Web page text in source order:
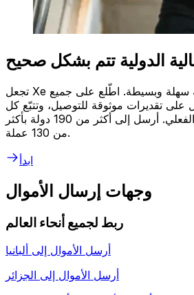
الدولية تتم بشكل صحيح
تجعل Xe التحويلات المالية الدولية سهلة وبسيطة. اطّلع على جميع
على تقديرات موثوقة للتوصيل، وتتبّع كل
عملية نقل في الوقت الفعلي. أرسل إلى أكثر من 190 دولة بأكثر
من 130 عملة.
ابدأ
وجهات إرسال الأموال
ربط لجميع أنحاء العالم
أرسل الأموال إلى ألبانيا
أرسل الأموال إلى الجزائر